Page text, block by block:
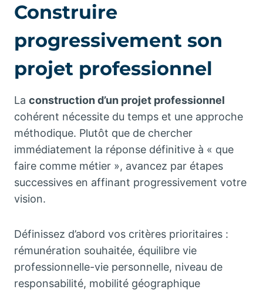
Construire
progressivement son
projet professionnel
La construction d’un projet professionnel
cohérent nécessite du temps et une approche
méthodique. Plutôt que de chercher
immédiatement la réponse définitive à « que
faire comme métier », avancez par étapes
successives en affinant progressivement votre
vision.
Définissez d’abord vos critères prioritaires :
rémunération souhaitée, équilibre vie
professionnelle-vie personnelle, niveau de
responsabilité, mobilité géographique